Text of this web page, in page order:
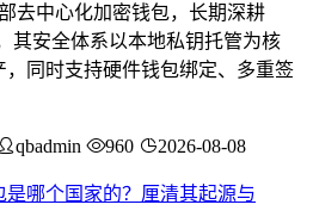
去中心化加密钱包，长期深耕
其安全体系以本地私钥托管为核
，同时支持硬件钱包绑定、多重签
qbadmin 960 2026-08-08